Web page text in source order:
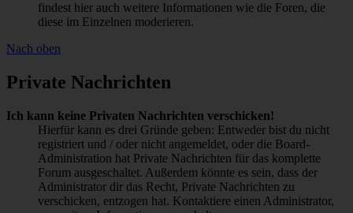
findest hier auch weitere Informationen wie die Foren, die
diese im Einzelnen moderieren.
Nach oben
Private Nachrichten
Ich kann keine Privaten Nachrichten verschicken!
Hierfür kann es drei Gründe geben: Entweder bist du nicht
registriert und / oder nicht angemeldet, oder die Board-
Administration hat Private Nachrichten für das komplette
Forum ausgeschaltet. Außerdem könnte es sein, dass der
Administrator dir das Recht, Private Nachrichten zu
verschicken, entzogen hat. Kontaktiere einen Administrator,